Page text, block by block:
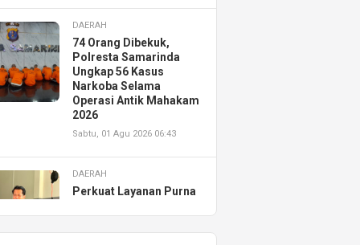
DAERAH
74 Orang Dibekuk,
Polresta Samarinda
Ungkap 56 Kasus
Narkoba Selama
Operasi Antik Mahakam
2026
Sabtu, 01 Agu 2026 06:43
DAERAH
Perkuat Layanan Purna
Resmikan AHASS